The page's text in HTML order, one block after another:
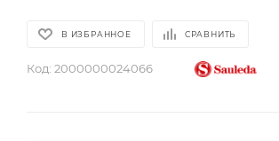
В ИЗБРАННОЕ СРАВНИТЬ
Код: 2000000024066